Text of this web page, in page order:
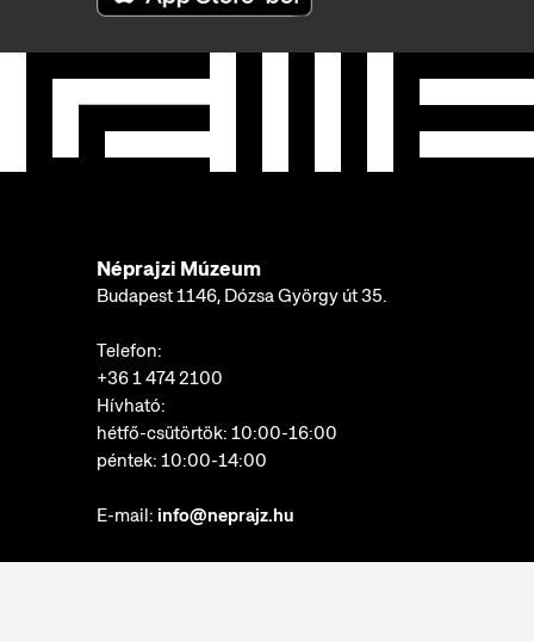
Néprajzi Múzeum
Budapest 1146, Dózsa György út 35.
Telefon:
+36 1 474 2100
Hívható:
hétfő-csütörtök: 10:00-16:00
péntek: 10:00-14:00
E-mail: info@neprajz.hu
Etnoshop: